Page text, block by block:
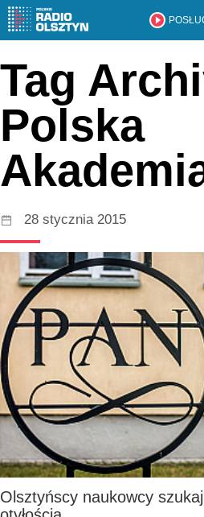
Tag
Polska
28 stycznia 2015
Olsztyńscy naukowcy